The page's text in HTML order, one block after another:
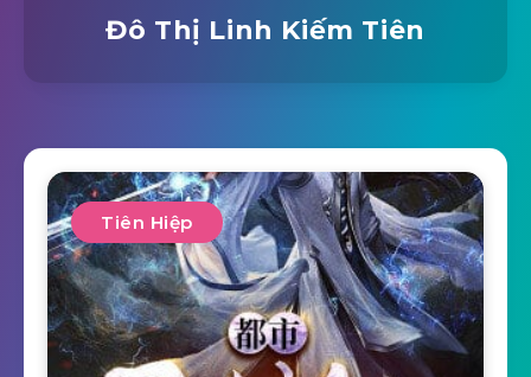
Đô Thị Linh Kiếm Tiên
Tiên Hiệp